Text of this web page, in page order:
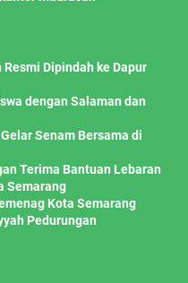
Dipindah ke Dapur
dengan Salaman dan
Senam Bersama di
Terima Bantuan Lebaran
Semarang
Kota Semarang
Pedurungan